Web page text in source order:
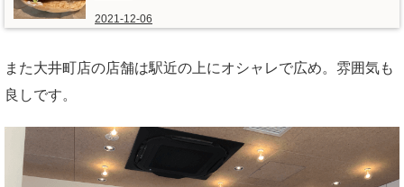
2021-12-06
また大井町店の店舗は駅近の上にオシャレで広め。雰囲気も
良しです。